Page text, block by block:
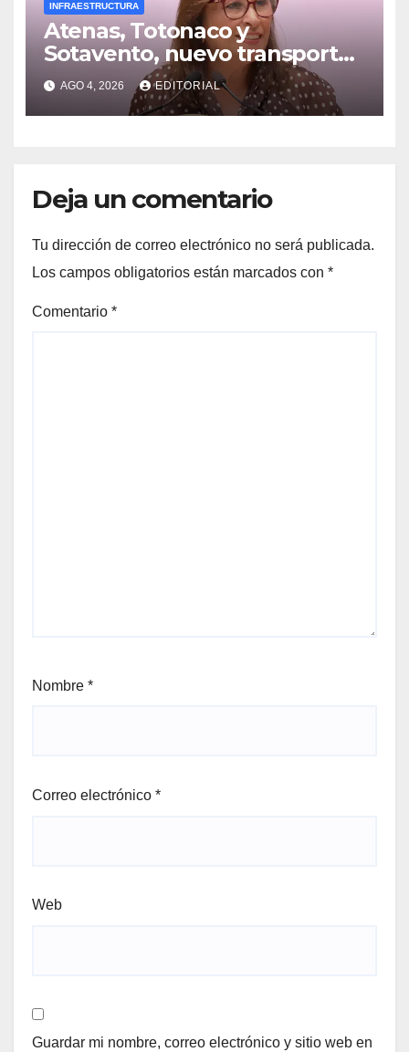
INFRAESTRUCTURA
Atenas, Totonaco y
Sotavento, nuevo transporte
para Xalapa, Poza Rica y la
Cuenca: Gobernadora
AGO 4, 2026 EDITORIAL
Deja un comentario
Tu dirección de correo electrónico no será publicada.
Los campos obligatorios están marcados con *
Comentario *
Nombre *
Correo electrónico *
Web
Guardar mi nombre, correo electrónico y sitio web en